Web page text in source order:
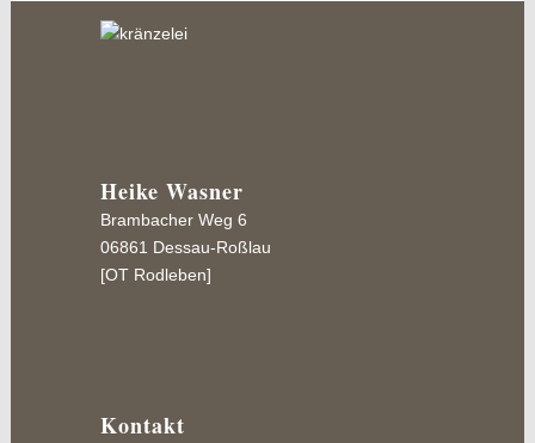
Heike Wasner
Brambacher Weg 6
06861 Dessau-Roßlau
[OT Rodleben]
Kontakt